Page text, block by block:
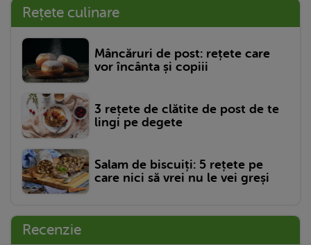
Rețete culinare
Mâncăruri de post: rețete care
vor încânta și copiii
3 rețete de clătite de post de te
lingi pe degete
Salam de biscuiți: 5 rețete pe
care nici să vrei nu le vei greși
Recenzie